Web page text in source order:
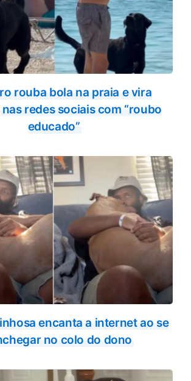
rouba bola na praia e vira
redes sociais com “roubo
educado”
encanta a internet ao se
no colo do dono